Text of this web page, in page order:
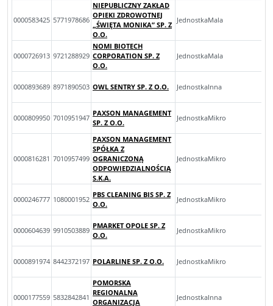
0000583425 5771978686
NIEPUBLICZNY ZAKŁAD
OPIEKI ZDROWOTNEJ
„ŚWIĘTA MONIKA” SP. Z
O.O.
JednostkaMala
0000726913 9721288929
NOMI BIOTECH
CORPORATION SP. Z
O.O.
JednostkaMala
0000893689 8971890503 OWL SENTRY SP. Z O.O. JednostkaInna
0000809950 7010951947
PAXSON MANAGEMENT
SP. Z O.O.
JednostkaMikro
0000816281 7010957499
PAXSON MANAGEMENT
SPÓŁKA Z
OGRANICZONĄ
ODPOWIEDZIALNOŚCIĄ
S.K.A.
JednostkaMikro
0000246777 1080001952
PBS CLEANING BIS SP. Z
O.O.
JednostkaMikro
0000604639 9910503889
PMARKET OPOLE SP. Z
O.O.
JednostkaMikro
0000891974 8442372197 POLARLINE SP. Z O.O. JednostkaMikro
0000177559 5832842841
POMORSKA
REGIONALNA
ORGANIZACJA
JednostkaInna